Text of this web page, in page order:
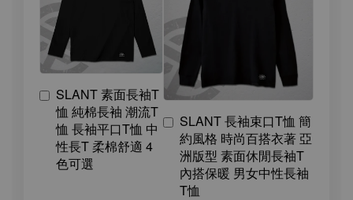
SLANT 素面長袖T
恤 純棉長袖 潮流T
恤 長袖平口T恤 中
性長T 柔棉舒適 4
色可選
SLANT 長袖束口T恤 簡
約風格 時尚百搭衣著 亞
洲版型 素面休閒長袖T
內搭保暖 男女中性長袖
T恤